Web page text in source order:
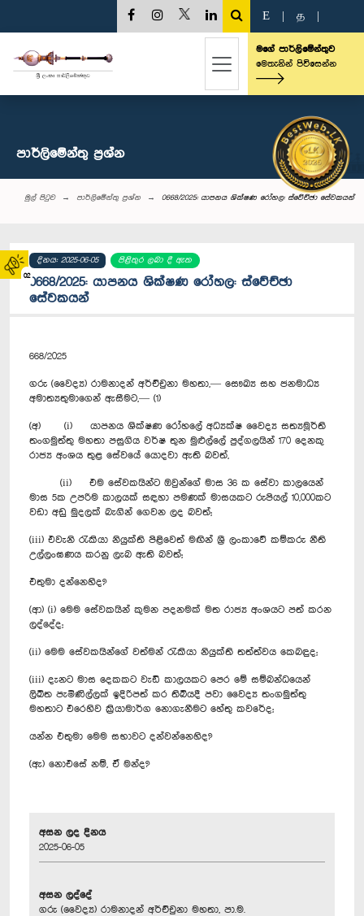
02
E த
මගේ පාර්ලිමේන්තුව
මෙතැනින් පිවිසෙන්න
පාර්ලි‌මේන්තු‌ ප්‍රශ්න
මුල් පිටුව පාර්ලි‌මේන්තු‌ ප්‍රශ්න 0668/2025: යාපනය ශික්ෂණ රෝහල: ස්වේච්ඡා සේවකයන්
දිනය: 2025-06-05 පිළිතුර ලබා දී ඇත
0668/2025: යාපනය ශික්ෂණ රෝහල: ස්වේච්ඡා
සේවකයන්
668/2025
ගරු (වෛද්‍ය) රාමනාදන් අර්ච්චුනා මහතා,— සෞඛ්‍ය සහ ජනමාධ්‍ය
අමාත්‍යතුමාගෙන් ඇසීමට,— (1)
(අ) (i) යාපනය ශික්ෂණ රෝහලේ අධ්‍යක්ෂ වෛද්‍ය සත්‍යමූර්ති
තංගමුත්තු මහතා පසුගිය වර්ෂ තුන මුළුල්ලේ පුද්ගලයින් 170 දෙනකු
රාජ්‍ය අංශය තුළ සේවයේ යොදවා ඇති බවත්,
(ii) එම සේවකයින්ට ඔවුන්ගේ මාස 36 ක සේවා කාලයෙන්
මාස 5ක උපරිම කාලයක් සඳහා පමණක් මාසයකට රුපියල් 10,000කට
වඩා අඩු මුදලක් බැගින් ගෙවන ලද බවත්;
(iii) එවැනි රැකියා නියුක්ති පිළිවෙත් මඟින් ශ්‍රී ලංකාවේ කම්කරු නීති
උල්ලංඝණය කරනු ලැබ ඇති බවත්;
එතුමා දන්නෙහිද?
(ආ) (i) මෙම සේවකයින් කුමන පදනමක් මත රාජ්‍ය අංශයට පත් කරන
ලද්දේද;
(ii) මෙම සේවකයින්ගේ වත්මන් රැකියා නියුක්ති තත්ත්වය කෙබඳුද;
(iii) දැනට මාස දෙකකට වැඩි කාලයකට පෙර මේ සම්බන්ධයෙන්
ලිඛිත පැමිණිල්ලක් ඉදිරිපත් කර තිබියදී පවා වෛද්‍ය තංගමුත්තු
මහතාට එරෙහිව ක්‍රියාමාර්ග නොගැනීමට හේතු කවරේද;
යන්න එතුමා මෙම සභාවට දන්වන්නෙහිද?
(ඇ) නොඑසේ නම්, ඒ මන්ද?
අසන ලද දිනය
2025-06-05
අසන ලද්දේ
ගරු (වෛද්‍ය) රාමනාදන් අර්ච්චුනා මහතා, පා.ම.